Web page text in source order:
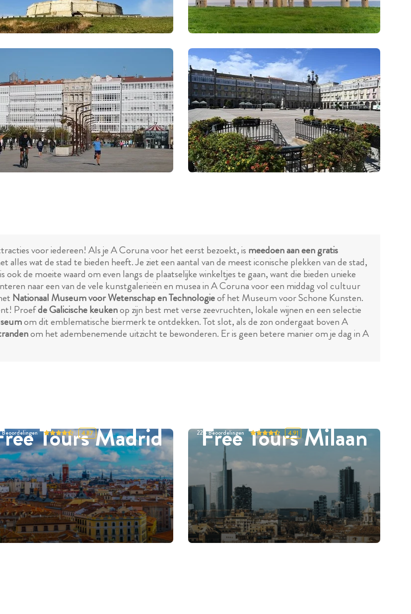
voor iedereen! Als je A Coruna voor het eerst bezoekt, is meedoen aan een gratis
alles wat de stad te bieden heeft. Je ziet een aantal van de meest iconische plekken van de stad,
de moeite waard om even langs de plaatselijke winkeltjes te gaan, want die bieden unieke
naar een van de vele kunstgalerieën en musea in A Coruna voor een middag vol cultuur
Nationaal Museum voor Wetenschap en Technologieof het Museum voor Schone Kunsten.
Proefde Galicische keukenop zijn best met verse zeevruchten, lokale wijnen en een selectie
om dit emblematische biermerk te ontdekken. Tot slot, als de zon ondergaat boven A
om het adembenemende uitzicht te bewonderen. Er is geen betere manier om je dag in A
Tours Madrid
Beoordelingen 4.87 Free Tours Milaan
224Beoordelingen 4.91